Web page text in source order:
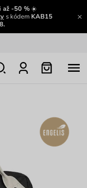
až -50 %☀️
s kódem KAB15